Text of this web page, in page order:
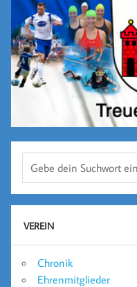
VEREIN
Chronik
Ehrenmitglieder